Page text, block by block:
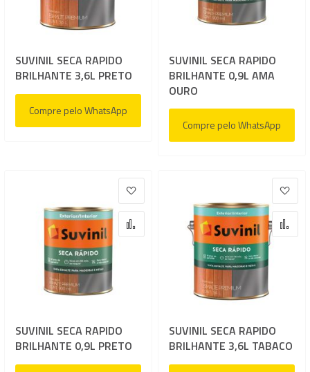
SUVINIL SECA RAPIDO
BRILHANTE 3,6L PRETO
Compre pelo WhatsApp
SUVINIL SECA RAPIDO
BRILHANTE 0,9L AMA
OURO
Compre pelo WhatsApp
SUVINIL SECA RAPIDO
BRILHANTE 0,9L PRETO
Adicionar à lista de desejos
Adicionar para Comparar
SUVINIL SECA RAPIDO
BRILHANTE 3,6L TABACO